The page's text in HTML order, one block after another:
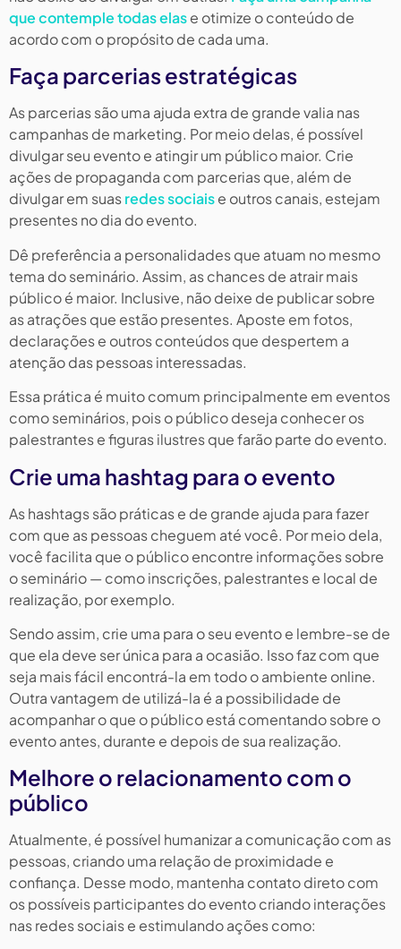
que contemple todas elase otimize o conteúdo de
acordo com o propósito de cada uma.
Faça parcerias estratégicas
As parcerias são uma ajuda extra de grande valia nas
campanhas de marketing. Por meio delas, é possível
divulgar seu evento e atingir um público maior. Crie
ações de propaganda com parcerias que, além de
divulgar em suasredes sociaise outros canais, estejam
presentes no dia do evento.
Dê preferência a personalidades que atuam no mesmo
tema do seminário. Assim, as chances de atrair mais
público é maior. Inclusive, não deixe de publicar sobre
as atrações que estão presentes. Aposte em fotos,
declarações e outros conteúdos que despertem a
atenção das pessoas interessadas.
Essa prática é muito comum principalmente em eventos
como seminários, pois o público deseja conhecer os
palestrantes e figuras ilustres que farão parte do evento.
Crie uma hashtag para o evento
As hashtags são práticas e de grande ajuda para fazer
com que as pessoas cheguem até você. Por meio dela,
você facilita que o público encontre informações sobre
o seminário — como inscrições, palestrantes e local de
realização, por exemplo.
Sendo assim, crie uma para o seu evento e lembre-se de
que ela deve ser única para a ocasião. Isso faz com que
seja mais fácil encontrá-la em todo o ambiente online.
Outra vantagem de utilizá-la é a possibilidade de
acompanhar o que o público está comentando sobre o
evento antes, durante e depois de sua realização.
Melhore o relacionamento com o
público
Atualmente, é possível humanizar a comunicação com as
pessoas, criando uma relação de proximidade e
confiança. Desse modo, mantenha contato direto com
os possíveis participantes do evento criando interações
nas redes sociais e estimulando ações como: